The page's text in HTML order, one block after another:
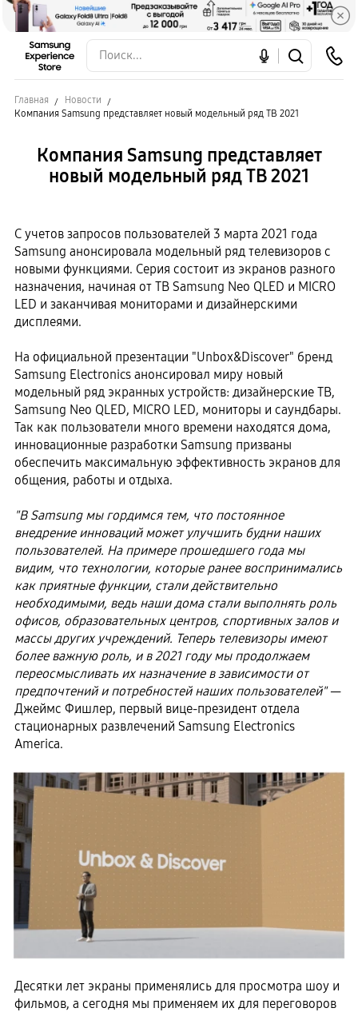
Главная
Новости
Компания Samsung представляет новый модельный ряд ТВ 2021
Компания Samsung представляет
новый модельный ряд ТВ 2021
С учетов запросов пользователей 3 марта 2021 года
Samsung анонсировала модельный ряд телевизоров с
новыми функциями. Серия состоит из экранов разного
назначения, начиная от ТВ Samsung Neo QLED и MICRO
LED и заканчивая мониторами и дизайнерскими
дисплеями.
На официальной презентации "Unbox&Discover" бренд
Samsung Electronics анонсировал миру новый
модельный ряд экранных устройств: дизайнерские ТВ,
Samsung Neo QLED, MICRO LED, мониторы и саундбары.
Так как пользователи много времени находятся дома,
инновационные разработки Samsung призваны
обеспечить максимальную эффективность экранов для
общения, работы и отдыха.
"В Samsung мы гордимся тем, что постоянное
внедрение инноваций может улучшить будни наших
пользователей. На примере прошедшего года мы
видим, что технологии, которые ранее воспринимались
как приятные функции, стали действительно
необходимыми, ведь наши дома стали выполнять роль
офисов, образовательных центров, спортивных залов и
массы других учреждений. Теперь телевизоры имеют
более важную роль, и в 2021 году мы продолжаем
переосмысливать их назначение в зависимости от
предпочтений и потребностей наших пользователей"—
Джеймс Фишлер, первый вице-президент отдела
стационарных развлечений Samsung Electronics
America.
Десятки лет экраны применялись для просмотра шоу и
фильмов, а сегодня мы применяем их для переговоров